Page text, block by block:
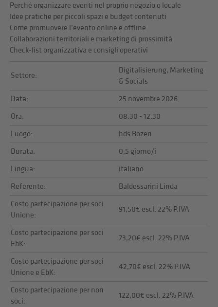
Perché organizzare eventi nel proprio negozio o locale
Idee pratiche per piccoli spazi e budget contenuti
Come promuovere l’evento online e offline
Collaborazioni territoriali e marketing di prossimità
Check-list organizzativa e consigli operativi
Settore:
Digitalisierung, Marketing
& Socials
Data:
25 novembre 2026
Ora:
08:30 - 12:30
Luogo:
hds Bozen
Durata:
0,5 giorno/i
Lingua:
italiano
Referente:
Baldessarini Linda
Costo partecipazione per soci
Unione:
91,50€ escl. 22% P.IVA
Costo partecipazione per soci
EbK:
73,20€ escl. 22% P.IVA
Costo partecipazione per soci
Unione e EbK:
42,70€ escl. 22% P.IVA
Costo partecipazione per non
soci:
122,00€ escl. 22% P.IVA